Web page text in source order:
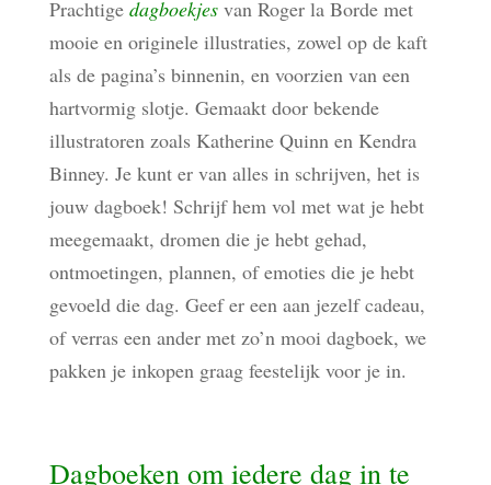
Prachtige dagboekjesvan Roger la Borde met
mooie en originele illustraties, zowel op de kaft
als de pagina’s binnenin, en voorzien van een
hartvormig slotje. Gemaakt door bekende
illustratoren zoals Katherine Quinn en Kendra
Binney. Je kunt er van alles in schrijven, het is
jouw dagboek! Schrijf hem vol met wat je hebt
meegemaakt, dromen die je hebt gehad,
ontmoetingen, plannen, of emoties die je hebt
gevoeld die dag. Geef er een aan jezelf cadeau,
of verras een ander met zo’n mooi dagboek, we
pakken je inkopen graag feestelijk voor je in.
Dagboeken om iedere dag in te